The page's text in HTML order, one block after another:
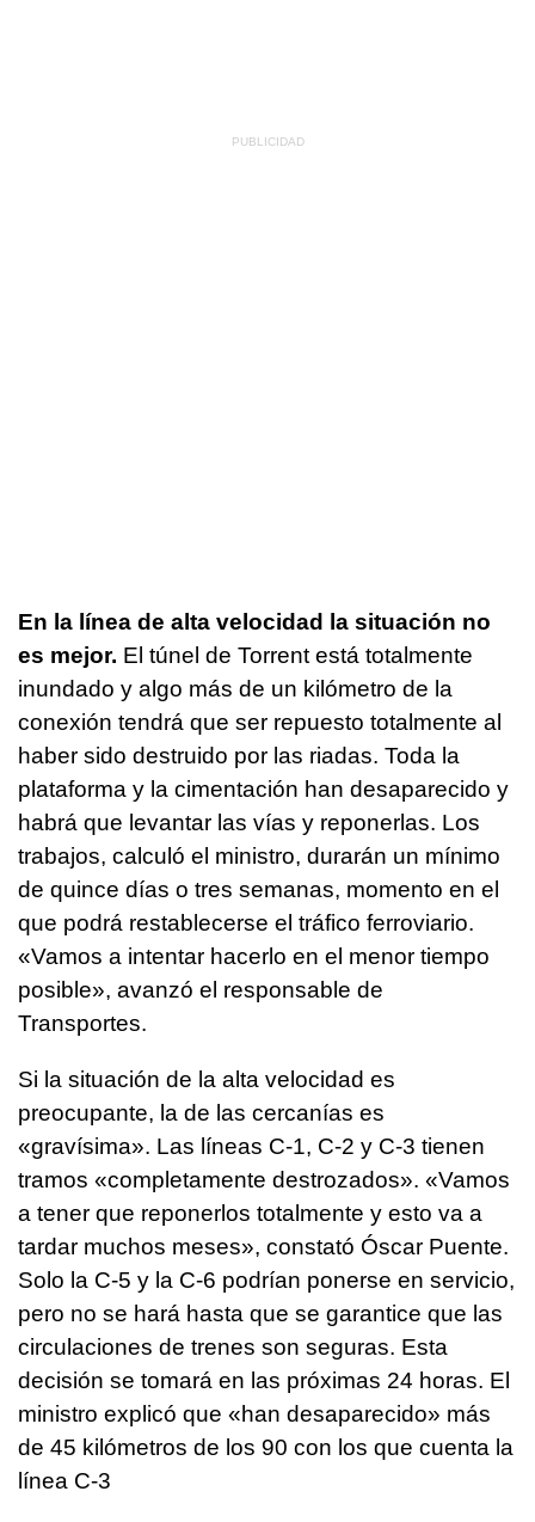
En la línea de alta velocidad la situación no
es mejor. El túnel de Torrent está totalmente
inundado y algo más de un kilómetro de la
conexión tendrá que ser repuesto totalmente al
haber sido destruido por las riadas. Toda la
plataforma y la cimentación han desaparecido y
habrá que levantar las vías y reponerlas. Los
trabajos, calculó el ministro, durarán un mínimo
de quince días o tres semanas, momento en el
que podrá restablecerse el tráfico ferroviario.
«Vamos a intentar hacerlo en el menor tiempo
posible», avanzó el responsable de
Transportes.
Si la situación de la alta velocidad es
preocupante, la de las cercanías es
«gravísima». Las líneas C-1, C-2 y C-3 tienen
tramos «completamente destrozados». «Vamos
a tener que reponerlos totalmente y esto va a
tardar muchos meses», constató Óscar Puente.
Solo la C-5 y la C-6 podrían ponerse en servicio,
pero no se hará hasta que se garantice que las
circulaciones de trenes son seguras. Esta
decisión se tomará en las próximas 24 horas. El
ministro explicó que «han desaparecido» más
de 45 kilómetros de los 90 con los que cuenta la
línea C-3